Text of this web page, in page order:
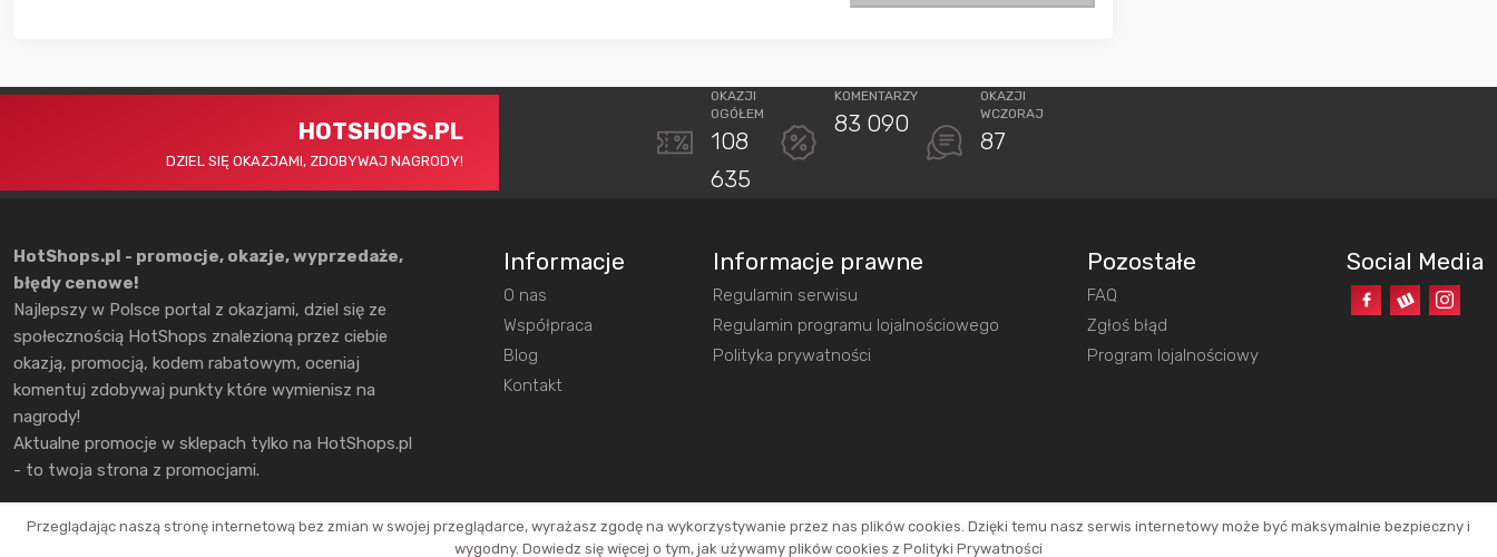
HOTSHOPS.PL
DZIEL SIĘ OKAZJAMI, ZDOBYWAJ NAGRODY!
OKAZJI
OGÓŁEM
108
635
KOMENTARZY
83 090
OKAZJI
WCZORAJ
87
HotShops.pl - promocje, okazje, wyprzedaże,
błędy cenowe!
Najlepszy w Polsce portal z okazjami, dziel się ze
społecznością HotShops znalezioną przez ciebie
okazją, promocją, kodem rabatowym, oceniaj
komentuj zdobywaj punkty które wymienisz na
nagrody!
Aktualne promocje w sklepach tylko na HotShops.pl
- to twoja strona z promocjami.
Informacje
O nas
Współpraca
Blog
Kontakt
Informacje prawne
Regulamin serwisu
Regulamin programu lojalnościowego
Polityka prywatności
Pozostałe
FAQ
Zgłoś błąd
Program lojalnościowy
Social Media
Copyright © 2026 HotShops.pl - Wszelkie prawa zastrzeżone.
Przeglądając naszą stronę internetową bez zmian w swojej przeglądarce, wyrażasz zgodę na wykorzystywanie przez nas plików cookies. Dzięki temu nasz serwis internetowy może być maksymalnie bezpieczny i
wygodny. Dowiedz się więcej o tym, jak używamy plików cookies z Polityki Prywatności